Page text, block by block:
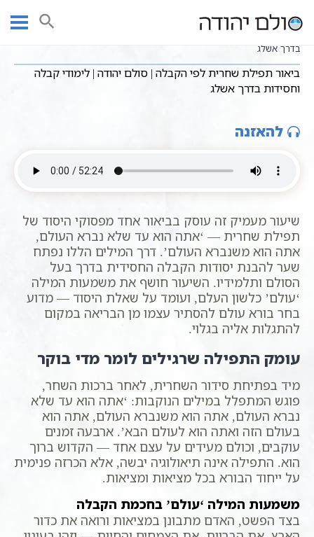
עמוד ראשי שיעורי וידאו
ביאור תפילת שחרית לפי הקבלה | סולם יהודה | לימודי קבלה וחסידות
בדרך אשלג
ביאור תפילת שחרית לפי הקבלה | סולם יהודה | לימודי קבלה
וחסידות בדרך אשלג
להאזנה
שיעור מעמיק זה עוסק בביאור אחד מפסוקי היסוד של
תפילת שחרית — ‘אתה הוא עד שלא נברא העולם,
אתה הוא משנברא העולם’. דרך המילים הללו נפתח
שער להבנת יסודות הקבלה החסידית בדרך בעל
הסולם ותלמידיו. השיעור חושף את משמעות המילה
‘עולם’ כלשון העלם, ועומד על שאלת היסוד — מדוע
בחר בורא עולם להסתיר עצמו מן הבריאה במקום
להתגלות אליה בגלוי.
עומק התפילה שרגילים לומר מדי בוקר
מיד בפתיחת סידור השחרית, לאחר ברכות השחר,
פוגש המתפלל במילים הנוקבות: ‘אתה הוא עד שלא
נברא העולם, אתה הוא משנברא העולם, אתה הוא
בעולם הזה ואתה הוא לעולם הבא’. ארבעה זמנים
עוקבים, וכולם מעידים על עצם אחד — הקדוש ברוך
הוא. התפילה אינה תיאולוגיה יבשה, אלא הכרזה פנימית
על ייחוד הבורא בכל מציאות ומציאות.
משמעות המילה ‘עולם’ בחכמת הקבלה
בצד הפשט, האדם מתבונן במציאות ורואה את כדור